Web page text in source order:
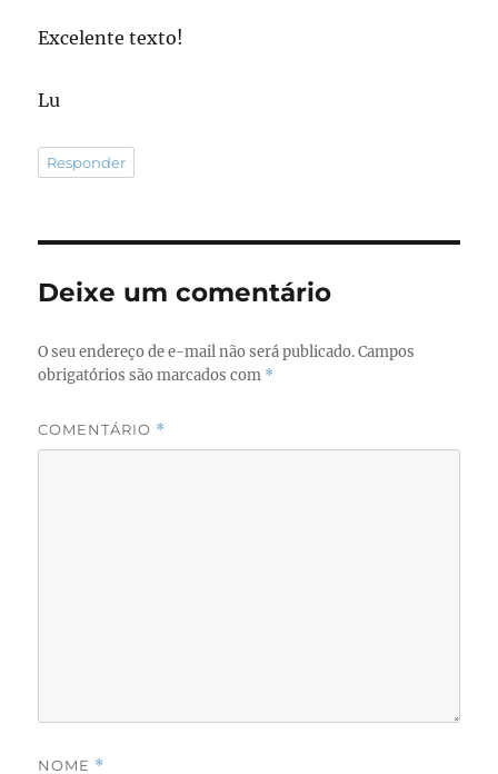
Excelente texto!
Lu
Responder
Deixe um comentário
O seu endereço de e-mail não será publicado. Campos
obrigatórios são marcados com *
COMENTÁRIO *
NOME *